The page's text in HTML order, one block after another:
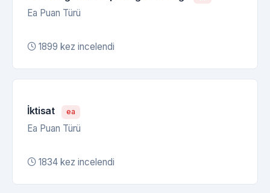
Ea Puan Türü
1899 kez incelendi
İktisat ea
Ea Puan Türü
1834 kez incelendi